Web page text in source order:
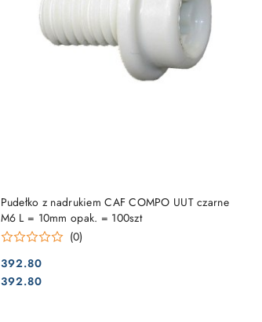
Pudełko z nadrukiem CAF COMPO UUT czarne
M6 L = 10mm opak. = 100szt
(0)
Cena:
392.80
Cena:
392.80
DO KOSZYKA